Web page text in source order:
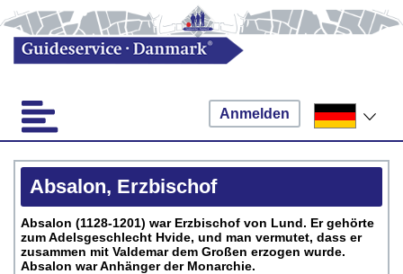
Anmelden
Absalon, Erzbischof
Absalon (1128-1201) war Erzbischof von Lund. Er gehörte
zum Adelsgeschlecht Hvide, und man vermutet, dass er
zusammen mit Valdemar dem Großen erzogen wurde.
Absalon war Anhänger der Monarchie.